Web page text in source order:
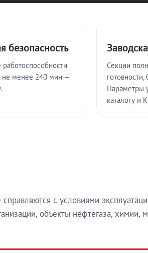
безопасность
не менее 240 мин —
Секции
Параметры
каталогу и
с условиями
объекты нефтегаза, химии,